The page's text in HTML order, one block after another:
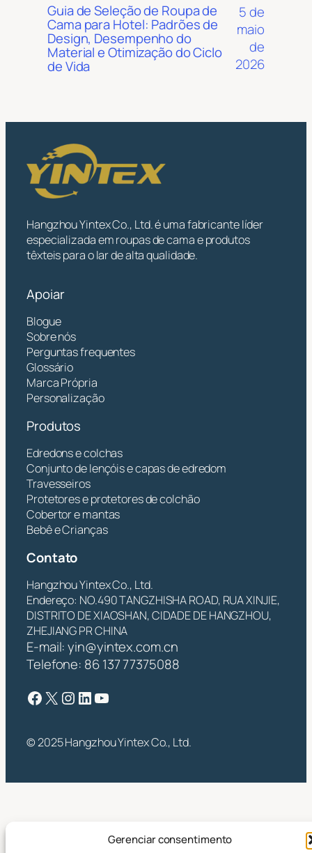
Gerenciar consentimento
Guia de Seleção de Roupa de
Cama para Hotel: Padrões de
Design, Desempenho do
Material e Otimização do Ciclo
de Vida
5 de
maio
de
2026
Hangzhou Yintex Co., Ltd. é uma fabricante líder
especializada em roupas de cama e produtos
têxteis para o lar de alta qualidade.
Apoiar
Blogue
Sobre nós
Perguntas frequentes
Glossário
Marca Própria
Personalização
Produtos
Edredons e colchas
Conjunto de lençóis e capas de edredom
Travesseiros
Protetores e protetores de colchão
Cobertor e mantas
Bebê e Crianças
Contato
Hangzhou Yintex Co., Ltd.
Endereço: NO.490 TANGZHISHA ROAD, RUA XINJIE,
DISTRITO DE XIAOSHAN, CIDADE DE HANGZHOU,
ZHEJIANG PR CHINA
E-mail:yin@yintex.com.cn
Telefone: 86 137 77375088
Facebook X Instagram LinkedIn YouTube
© 2025 Hangzhou Yintex Co., Ltd.